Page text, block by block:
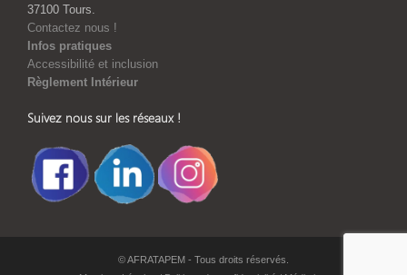
37100 Tours.
Contactez nous !
Infos pratiques
Accessibilité et inclusion
Règlement Intérieur
Suivez nous sur les réseaux !
© AFRATAPEM - Tous droits réservés.